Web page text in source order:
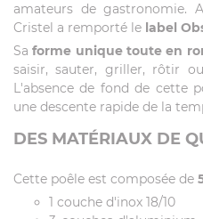
amateurs de gastronomie.
Cristel a remporté le label
Sa forme unique toute en
saisir, sauter, griller, rôtir
L'absence de fond de cette
une descente rapide de la
DES MATÉRIAUX DE
Cette poêle est composée de
1 couche d'inox 18/10